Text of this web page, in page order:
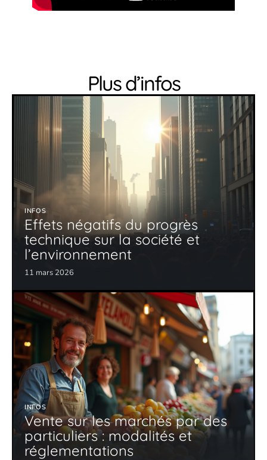
Plus d’infos
INFOS
Effets négatifs du progrès
technique sur la société et
l’environnement
11 mars 2026
INFOS
Vente sur les marchés par des
particuliers : modalités et
réglementations